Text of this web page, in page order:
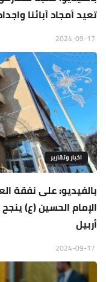
تعيد أمجاد آبائنا
اخبار وتقارير
بالفيديو: على نفقة
الإمام الحسين (ع)
أربيل